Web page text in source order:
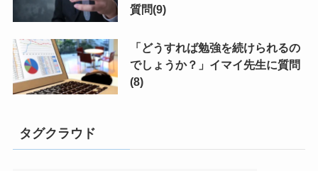
質問(9)
「どうすれば勉強を続けられるの
でしょうか？」イマイ先生に質問
(8)
タグクラウド